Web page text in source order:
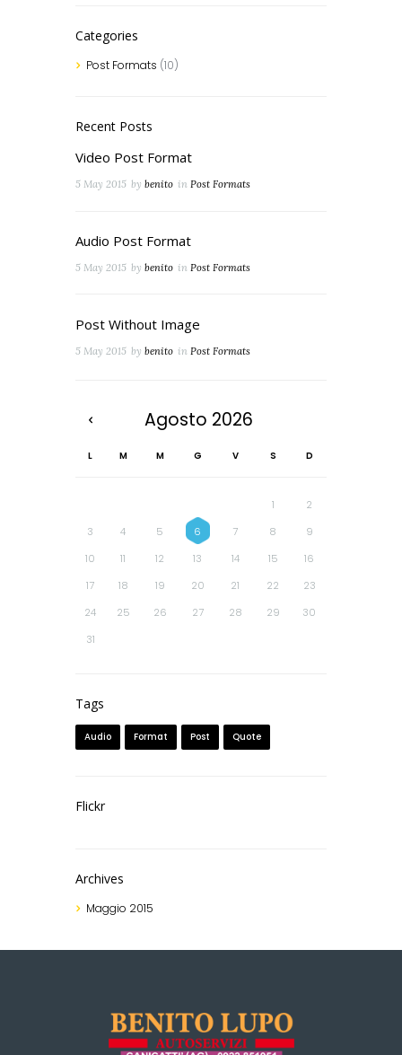
Categories
Post Formats (10)
Recent Posts
Video Post Format
5 May 2015 by benito in Post Formats
Audio Post Format
5 May 2015 by benito in Post Formats
Post Without Image
5 May 2015 by benito in Post Formats
Agosto 2026
L M M G V S D
1
2
3
4 5 6 7 8
9
10
11 12 13 14 15
16
17
18 19 20 21 22
23
24
25 26 27 28 29
30
31
Tags
Audio Format Post Quote
Flickr
Archives
Maggio 2015